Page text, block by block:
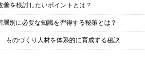
を検討したいポイントとは？
別に必要な知識を習得する秘策とは？
ものづくり人材を体系的に育成する秘訣